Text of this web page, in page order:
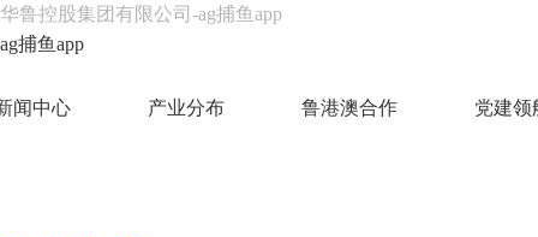
华鲁控股集团有限公司-ag捕鱼app
ag捕鱼app
闻中心 产业分布 鲁港澳合作 党建领